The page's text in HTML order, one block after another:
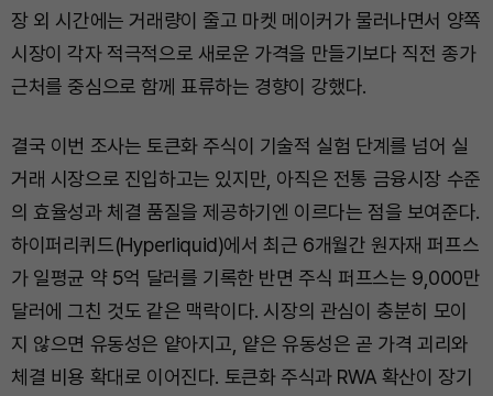
장 외 시간에는 거래량이 줄고 마켓 메이커가 물러나면서 양쪽
시장이 각자 적극적으로 새로운 가격을 만들기보다 직전 종가
근처를 중심으로 함께 표류하는 경향이 강했다.
결국 이번 조사는 토큰화 주식이 기술적 실험 단계를 넘어 실
거래 시장으로 진입하고는 있지만, 아직은 전통 금융시장 수준
의 효율성과 체결 품질을 제공하기엔 이르다는 점을 보여준다.
하이퍼리퀴드(Hyperliquid)에서 최근 6개월간 원자재 퍼프스
가 일평균 약 5억 달러를 기록한 반면 주식 퍼프스는 9,000만
달러에 그친 것도 같은 맥락이다. 시장의 관심이 충분히 모이
지 않으면 유동성은 얕아지고, 얕은 유동성은 곧 가격 괴리와
체결 비용 확대로 이어진다. 토큰화 주식과 RWA 확산이 장기